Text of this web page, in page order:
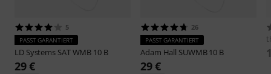
5
PASST GARANTIERT
LD Systems SAT WMB 10 B
29 €
26
PASST GARANTIERT
Adam Hall SUWMB 10 B
29 €